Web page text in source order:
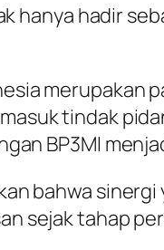
hanya hadir
merupakan
tindak
BP3MI
bahwa
sejak tahap